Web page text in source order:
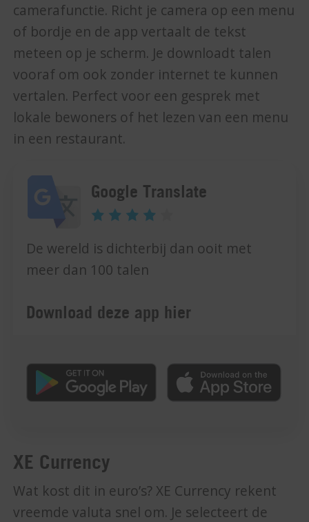
camerafunctie. Richt je camera op een menu
of bordje en de app vertaalt de tekst
meteen op je scherm. Je downloadt talen
vooraf om ook zonder internet te kunnen
vertalen. Perfect voor een gesprek met
lokale bewoners of het lezen van een menu
in een restaurant.
Google Translate
De wereld is dichterbij dan ooit met
meer dan 100 talen
Download deze app hier
XE Currency
Wat kost dit in euro’s? XE Currency rekent
vreemde valuta snel om. Je selecteert de